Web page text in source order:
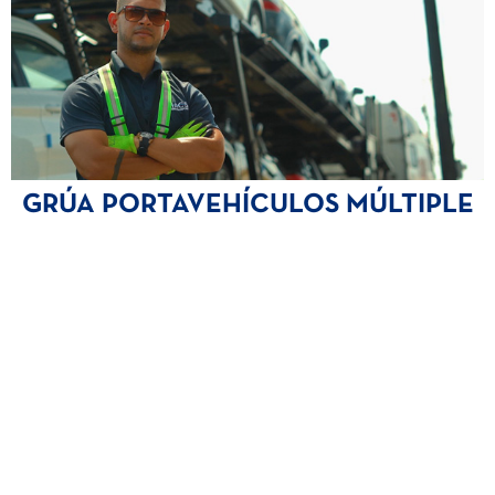
GRÚA PORTAVEHÍCULOS MÚLTIPLE